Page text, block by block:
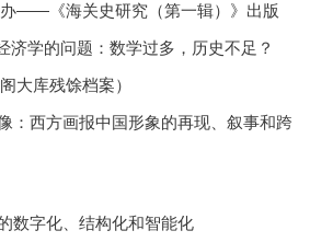
——《海关史研究（第一辑）》出版
济学的问题：数学过多，历史不足？
大库残馀档案）
：西方画报中国形象的再现、叙事和跨
数字化、结构化和智能化